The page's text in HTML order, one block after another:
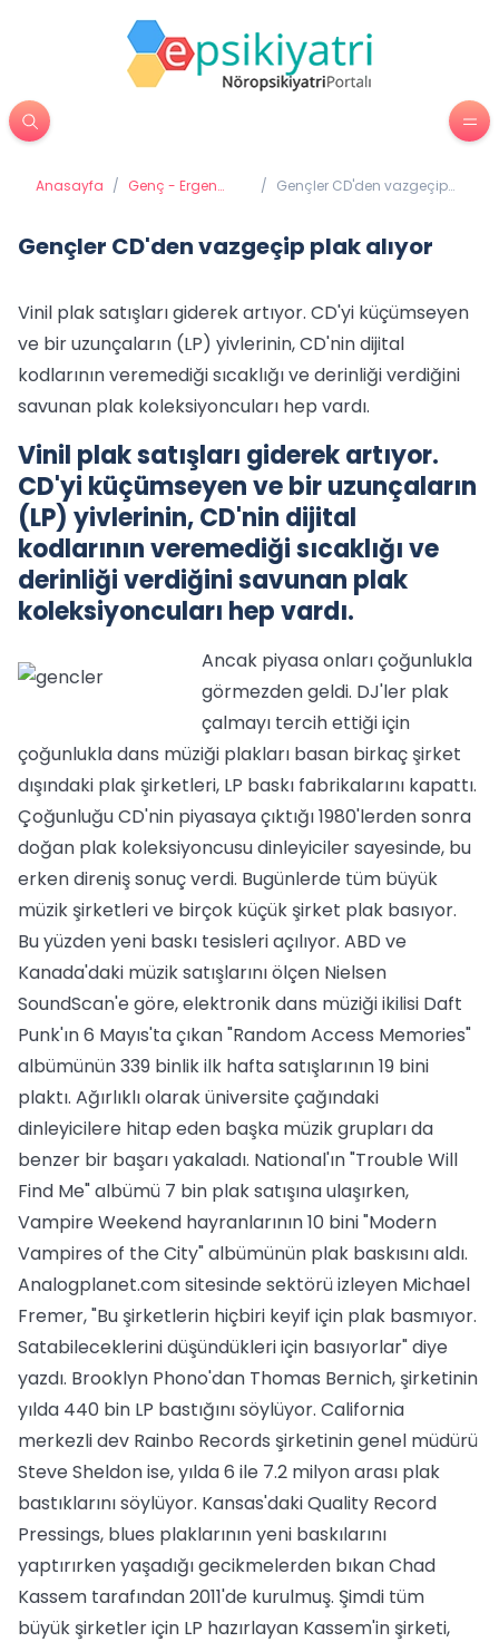
Anasayfa / Genç - Ergen
/ Gençler CD'den vazgeçip
Gençler CD'den vazgeçip plak alıyor
Vinil plak satışları giderek artıyor. CD'yi küçümseyen
ve bir uzunçaların (LP) yivlerinin, CD'nin dijital
kodlarının veremediği sıcaklığı ve derinliği verdiğini
savunan plak koleksiyoncuları hep vardı.
Vinil plak satışları giderek artıyor.
CD'yi küçümseyen ve bir uzunçaların
(LP) yivlerinin, CD'nin dijital
kodlarının veremediği sıcaklığı ve
derinliği verdiğini savunan plak
koleksiyoncuları hep vardı.
Ancak piyasa onları çoğunlukla
görmezden geldi. DJ'ler plak
çalmayı tercih ettiği için
çoğunlukla dans müziği plakları basan birkaç şirket
dışındaki plak şirketleri, LP baskı fabrikalarını kapattı.
Çoğunluğu CD'nin piyasaya çıktığı 1980'lerden sonra
doğan plak koleksiyoncusu dinleyiciler sayesinde, bu
erken direniş sonuç verdi. Bugünlerde tüm büyük
müzik şirketleri ve birçok küçük şirket plak basıyor.
Bu yüzden yeni baskı tesisleri açılıyor. ABD ve
Kanada'daki müzik satışlarını ölçen Nielsen
SoundScan'e göre, elektronik dans müziği ikilisi Daft
Punk'ın 6 Mayıs'ta çıkan "Random Access Memories"
albümünün 339 binlik ilk hafta satışlarının 19 bini
plaktı. Ağırlıklı olarak üniversite çağındaki
dinleyicilere hitap eden başka müzik grupları da
benzer bir başarı yakaladı. National'ın "Trouble Will
Find Me" albümü 7 bin plak satışına ulaşırken,
Vampire Weekend hayranlarının 10 bini "Modern
Vampires of the City" albümünün plak baskısını aldı.
Analogplanet.com sitesinde sektörü izleyen Michael
Fremer, "Bu şirketlerin hiçbiri keyif için plak basmıyor.
Satabileceklerini düşündükleri için basıyorlar" diye
yazdı. Brooklyn Phono'dan Thomas Bernich, şirketinin
yılda 440 bin LP bastığını söylüyor. California
merkezli dev Rainbo Records şirketinin genel müdürü
Steve Sheldon ise, yılda 6 ile 7.2 milyon arası plak
bastıklarını söylüyor. Kansas'daki Quality Record
Pressings, blues plaklarının yeni baskılarını
yaptırırken yaşadığı gecikmelerden bıkan Chad
Kassem tarafından 2011'de kurulmuş. Şimdi tüm
büyük şirketler için LP hazırlayan Kassem'in şirketi,